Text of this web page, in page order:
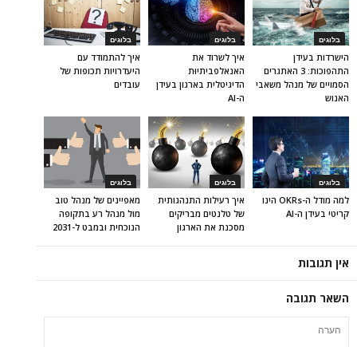
בלוגים
איך להתמודד עם
היעדרויות תכופות של
עובדים
בלוגים
איך לשרוד את
האנאלפביתיוּת
הדיגיטלית בארגון בעידן
ה-AI
בלוגים
הישרדות בעידן
התהפוכות: 3 האתגרים
הסמויים של מנהל משאבי
האנוש
בלוגים
מאפיינים של מנהל טוב
מול מנהל רע בתקופה
הנוכחית ובמבט ל-2031
בלוגים
איך רעילות התנהגותית
של טלנטים מבריקים
מסכנת את הארגון
בלוגים
למה מודל ה-OKRs הינו
קריטי בעידן ה-AI
אין תגובות
השאר תגובה